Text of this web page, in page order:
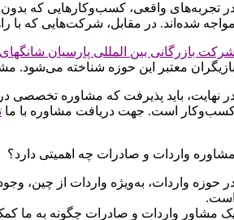
تجربه‌های واقعی، کسب‌وکارهایی که بدون
شده‌اند. در مقابل، شرکت‌هایی که با
بازرگانی بین المللی پارسیان
معتبر این حوزه شناخته می‌شود.
نهایت، باید پذیرفت که مشاوره تخصصی
است. جهت دریافت مشاوره با ما
واردات و صادرات چه اهمیتی دارد؟
حوزه واردات، به‌ویژه واردات از چین،
مشاور واردات و صادرات چگونه به ما